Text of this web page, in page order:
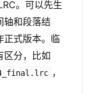
。可以先生
轴和段落结
正式版本。临
区分，比如
，